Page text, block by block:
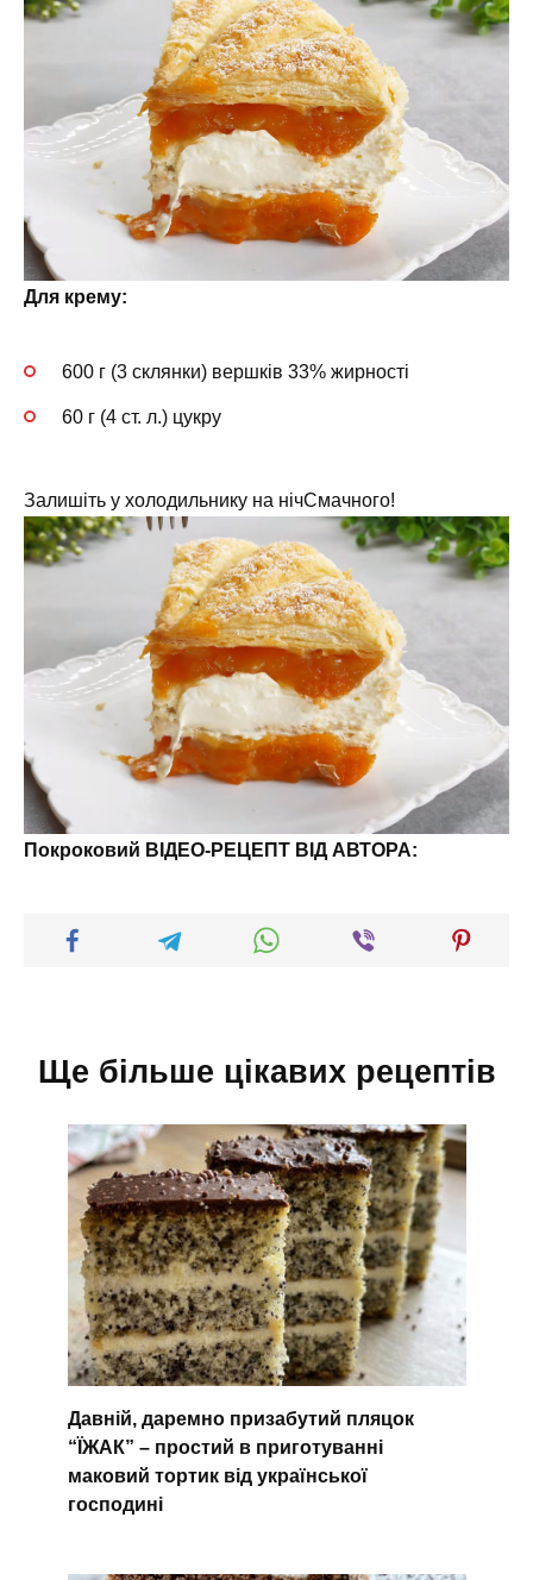
Для крему:
600 г (3 склянки) вершків 33% жирності
60 г (4 ст. л.) цукру
Залишіть у холодильнику на нічСмачного!
Покроковий ВІДЕО-РЕЦЕПТ ВІД АВТОРА:
Ще більше цікавих рецептів
Давній, даремно призабутий пляцок
“ЇЖАК” – простий в приготуванні
маковий тортик від української
господині